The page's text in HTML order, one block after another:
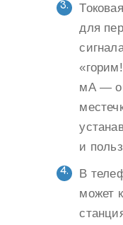
для
мА —
и
В
может